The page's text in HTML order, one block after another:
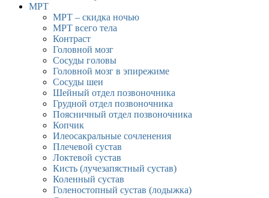
МРТ
МРТ – скидка ночью
МРТ всего тела
Контраст
Головной мозг
Сосуды головы
Головной мозг в эпирежиме
Сосуды шеи
Шейный отдел позвоночника
Грудной отдел позвоночника
Поясничный отдел позвоночника
Копчик
Илеосакральные сочленения
Плечевой сустав
Локтевой сустав
Кисть (лучезапястный сустав)
Коленный сустав
Голеностопный сустав (лодыжка)